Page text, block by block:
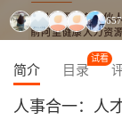
简介 目录
试看
人事合一：人